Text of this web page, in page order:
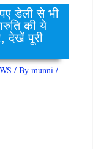
डेली से भी
की ये
देखें पूरी
/ By munni /